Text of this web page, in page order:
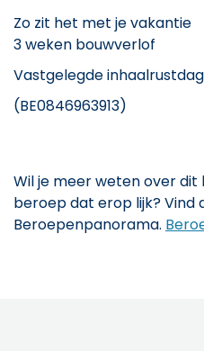
Zo zit het met je vakantie
3 weken bouwverlof
Vastgelegde
(BE0846963913)
Wil je meer weten over
beroep dat erop lijk?
Beroepenpanorama.